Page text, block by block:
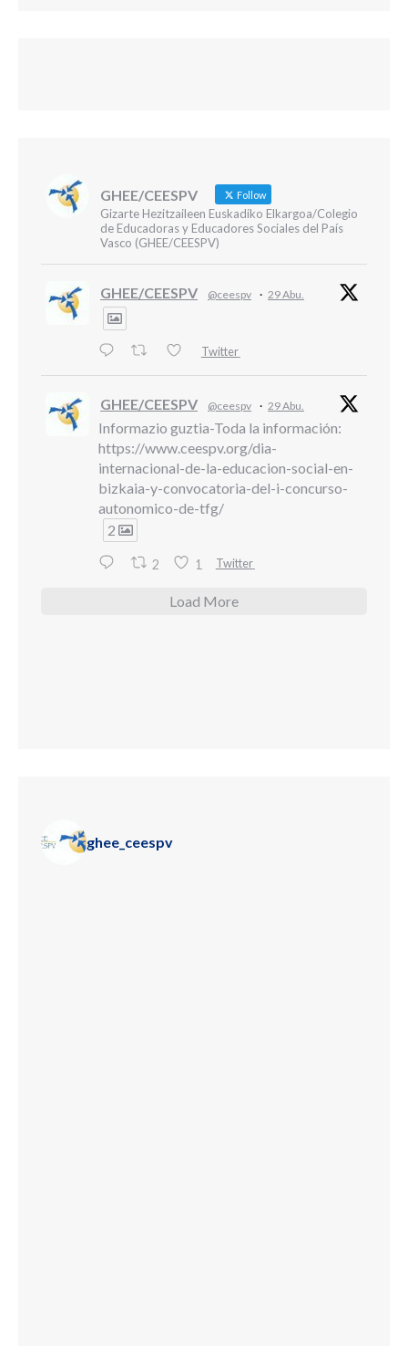
GHEE/CEESPV Follow
Gizarte Hezitzaileen Euskadiko Elkargoa/Colegio
de Educadoras y Educadores Sociales del País
Vasco (GHEE/CEESPV)
GHEE/CEESPV @ceespv · 29 Abu.
Twitter
GHEE/CEESPV @ceespv · 29 Abu.
Informazio guztia-Toda la información:
https://www.ceespv.org/dia-
internacional-de-la-educacion-social-en-
bizkaia-y-convocatoria-del-i-concurso-
autonomico-de-tfg/
2
2 1 Twitter
Load More
ghee_ceespv